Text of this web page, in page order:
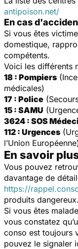
antipoison.net/
En cas
Si vous êtes
domestique,
compétents.
Voici les différents
18 : Pompiers
médicales)
17 : Police
15 : SAMU
3624 : SOS
112 : Urgences
l’Union
En savoir
Vous pouvez
davantage de
https://
produits dangereux.
Si vous êtes
vous constatez
conso est toujours
pouvez le signaler